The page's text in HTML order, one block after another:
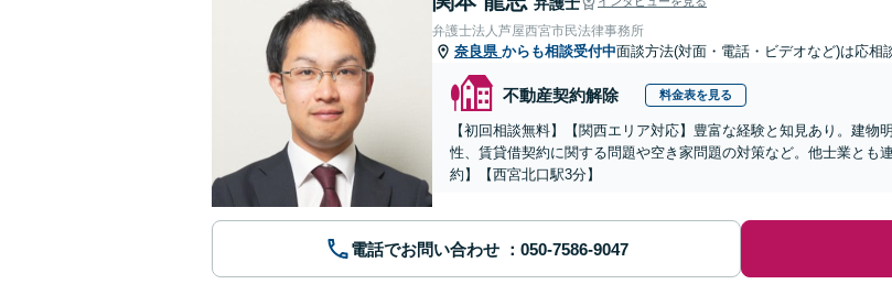
弁護士法人芦屋西宮市民法律事務所
奈良県 からも相談受付中面談方法(対面・電話・ビデオなど)は応相
不動産契約解除 料金表を見る
【初回相談無料】【関西エリア対応】豊富な経験と知見あり。建
性、賃貸借契約に関する問題や空き家問題の対策など。他士業とも
約】【西宮北口駅3分】
電話でお問い合わせ